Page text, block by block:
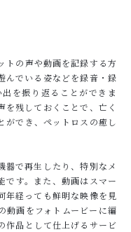
トの声や動画を記録する方
んでいる姿などを録音・録
を振り返ることができま
残しておくことで、亡く
ができ、ペットロスの癒し
器で再生したり、特別なメ
です。また、動画はスマー
年経っても鮮明な映像を見
動画をフォトムービーに編
作品として仕上げるサービ